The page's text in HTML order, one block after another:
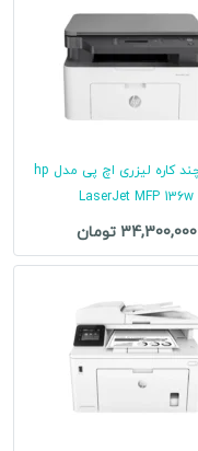
پرینتر چند کاره لیزری اچ پی مدل hp
LaserJet MFP 136w
34,300,000 تومان